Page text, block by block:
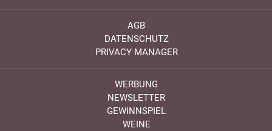
AGB
DATENSCHUTZ
PRIVACY MANAGER
WERBUNG
NEWSLETTER
GEWINNSPIEL
WEINE